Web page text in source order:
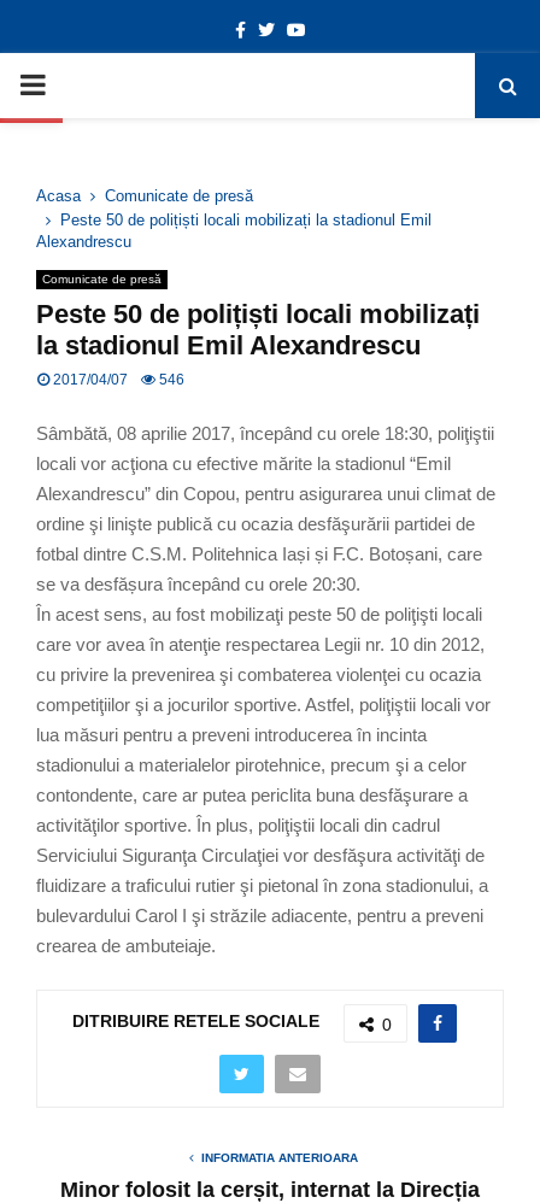
Deschide bara de unelte
Facebook
TwitterYoutube
PRIMARY
Acasa
Comunicate de presă
Peste 50 de polițiști locali mobilizați la stadionul Emil
Alexandrescu
Comunicate de presă
Peste 50 de polițiști locali mobilizați
la stadionul Emil Alexandrescu
2017/04/07 546
Sâmbătă, 08 aprilie 2017, începând cu orele 18:30, poliţiştii
locali vor acţiona cu efective mărite la stadionul “Emil
Alexandrescu” din Copou, pentru asigurarea unui climat de
ordine şi linişte publică cu ocazia desfăşurării partidei de
fotbal dintre C.S.M. Politehnica Iași și F.C. Botoșani, care
se va desfășura începând cu orele 20:30.
În acest sens, au fost mobilizaţi peste 50 de poliţişti locali
care vor avea în atenţie respectarea Legii nr. 10 din 2012,
cu privire la prevenirea şi combaterea violenţei cu ocazia
competiţiilor şi a jocurilor sportive. Astfel, poliţiştii locali vor
lua măsuri pentru a preveni introducerea în incinta
stadionului a materialelor pirotehnice, precum şi a celor
contondente, care ar putea periclita buna desfăşurare a
activităţilor sportive. În plus, poliţiştii locali din cadrul
Serviciului Siguranţa Circulaţiei vor desfăşura activităţi de
fluidizare a traficului rutier şi pietonal în zona stadionului, a
bulevardului Carol I şi străzile adiacente, pentru a preveni
crearea de ambuteiaje.
DITRIBUIRE RETELE SOCIALE 0
INFORMATIA ANTERIOARA
Minor folosit la cerșit, internat la Direcția